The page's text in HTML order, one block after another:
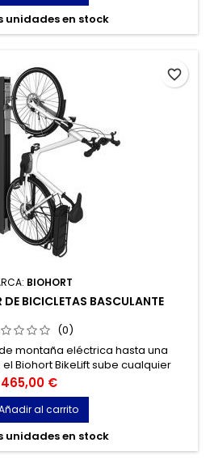
unidades en stock
BIOHORT
DE BICICLETAS BASCULANTE
(0)
montaña eléctrica hasta una
Biohort BikeLift sube cualquier
la pared hacia arriba sin apenas
esfuerzo.
Precio
465,00 €
al carrito
unidades en stock
favorite_border